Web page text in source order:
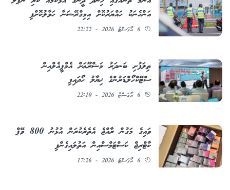
އަންހެނަކު ހައްޔަރުކޮށް އިމިގްރޭޝަނާ ހަވާލުކޮށްފި
6 އޯގަސްޓު 2026 - 22:22
ތިލަފުށި ބަނދަރު މަޝްރޫޢަށް އެމްޕީއެލްއިން
ސްޓޭކްހޯލްޑަރުންގެ ޚިޔާލު ހޯދައިފި
6 އޯގަސްޓު 2026 - 22:10
ވައިގެ މަގުން ރާއްޖެ އެތެރެކުރަން އުޅުނު 800 ވޭޕް
ކާޓްރިޖް ކަސްޓަމްސްއިން އަތުލައިގެންފި
6 އޯގަސްޓު 2026 - 17:26